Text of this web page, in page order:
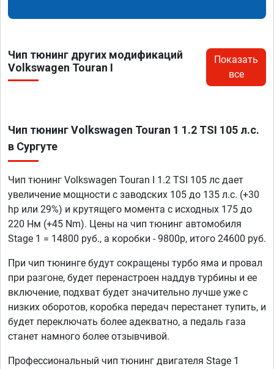
Чип тюнинг других модификаций
Volkswagen Touran I
Показать
все
Чип тюнинг Volkswagen Touran 1 1.2 TSI 105 л.с.
в Сургуте
Чип тюнинг Volkswagen Touran I 1.2 TSI 105 лс дает
увеличение мощности с заводских 105 до 135 л.с. (+30
hp или 29%) и крутящего момента с исходных 175 до
220 Нм (+45 Nm). Цены на чип тюнинг автомобиля
Stage 1 = 14800 руб., а коробки - 9800р, итого 24600 руб.
При чип тюнинге будут сокращены турбо яма и провал
при разгоне, будет перенастроен наддув турбины и ее
включение, подхват будет значительно лучше уже с
низких оборотов, коробка передач перестанет тупить, и
будет переключать более адекватно, а педаль газа
станет намного более отзывчивой.
Профессиональный чип тюнинг двигателя Stage 1